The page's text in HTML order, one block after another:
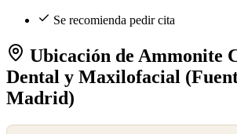
Se recomienda pedir cita
Ubicación de Ammonite
Dental y Maxilofacial
Madrid)